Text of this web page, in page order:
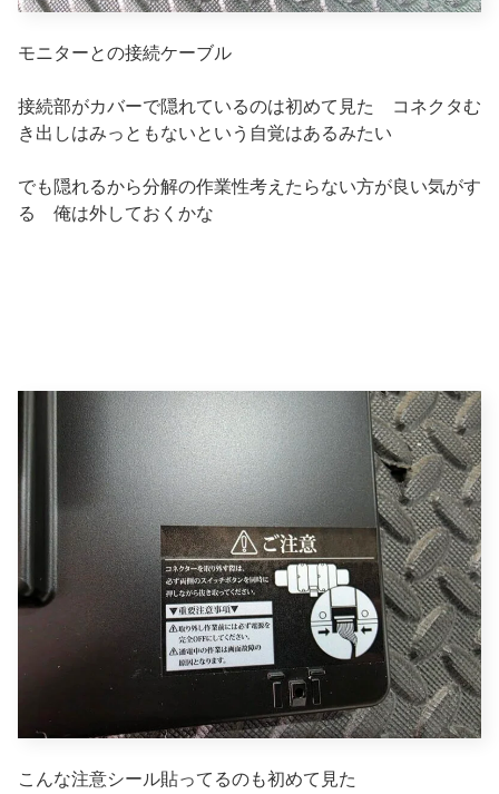
モニターとの接続ケーブル
接続部がカバーで隠れているのは初めて見た コネクタむ
き出しはみっともないという自覚はあるみたい
でも隠れるから分解の作業性考えたらない方が良い気がす
る 俺は外しておくかな
こんな注意シール貼ってるのも初めて見た